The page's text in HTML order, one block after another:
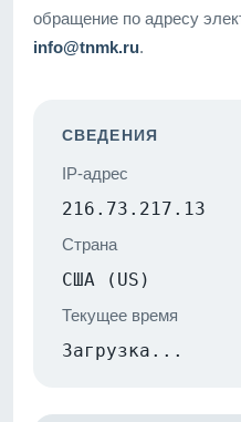
обращение по адресу
info@tnmk.ru.
СВЕДЕНИЯ
IP-адрес
216.73.217.13
Страна
США (US)
Текущее время
Загрузка...